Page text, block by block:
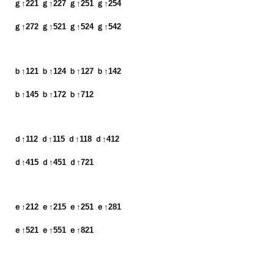
ｇ↑221 ｇ↑227 ｇ↑251 ｇ↑254
ｇ↑272 ｇ↑521 ｇ↑524 ｇ↑542
ｂ↑121 ｂ↑124 ｂ↑127 ｂ↑142
ｂ↑145 ｂ↑172 ｂ↑712
ｄ↑112 ｄ↑115 ｄ↑118 ｄ↑412
ｄ↑415 ｄ↑451 ｄ↑721
ｅ↑212 ｅ↑215 ｅ↑251 ｅ↑281
ｅ↑521 ｅ↑551 ｅ↑821